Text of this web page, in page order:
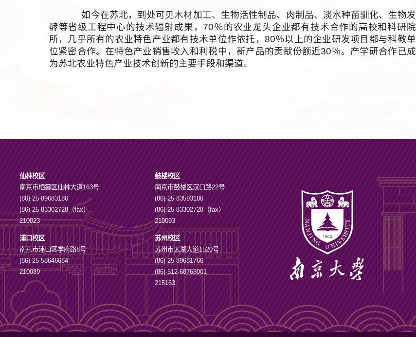
如今在苏北，到处可见木材加工、生物活性制品、肉制品、淡水种苗驯化、生物发
酵等省级工程中心的技术辐射成果，70％的农业龙头企业都有技术合作的高校和科研院
所，几乎所有的农业特色产业都有技术单位作依托，80％以上的企业研发项目都与科教单
位紧密合作。在特色产业销售收入和利税中，新产品的贡献份额近30％。产学研合作已成
为苏北农业特色产业技术创新的主要手段和渠道。
仙林校区
南京市栖霞区仙林大道163号
(86)-25-89683186
(86)-25-83302728（fax）
210023
鼓楼校区
南京市鼓楼区汉口路22号
(86)-25-83593186
(86)-25-83302728（fax）
210093
浦口校区
南京市浦口区学府路8号
(86)-25-58646684
210089
苏州校区
苏州市太湖大道1520号
(86)-25-89681766
(86)-512-68768001
215163